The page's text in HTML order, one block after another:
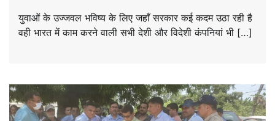
युवाओं के उज्जवल भविष्य के लिए जहाँ सरकार कई कदम उठा रही है
वही भारत में काम करने वाली सभी देशी और विदेशी कंपनियां भी […]